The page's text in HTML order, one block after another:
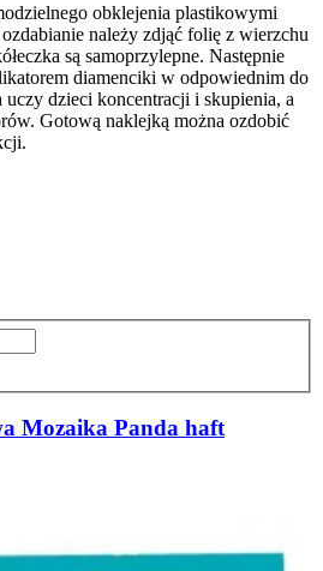
obklejenia plastikowymi
należy zdjąć folię z wierzchu
są samoprzylepne. Następnie
diamenciki w odpowiednim do
dzieci koncentracji i skupienia, a
Gotową naklejką można ozdobić
Mozaika Panda haft